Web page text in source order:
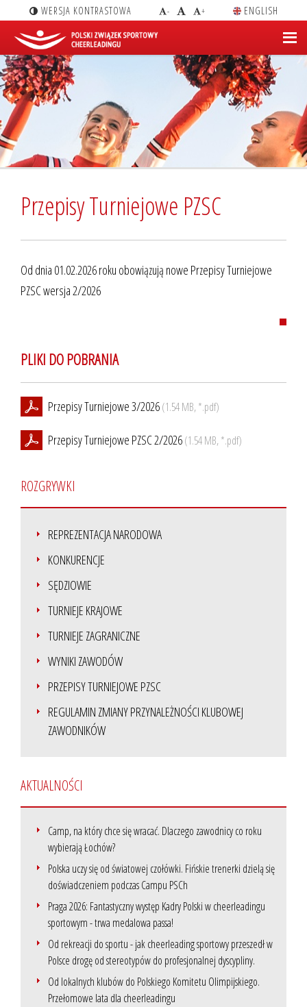
WERSJA KONTRASTOWA - + ENGLISH
Przepisy Turniejowe PZSC
Od dnia 01.02.2026 roku obowiązują nowe Przepisy Turniejowe
PZSC wersja 2/2026
PLIKI DO POBRANIA
Przepisy Turniejowe 3/2026(1.54 MB, *.pdf)
Przepisy Turniejowe PZSC 2/2026(1.54 MB, *.pdf)
ROZGRYWKI
REPREZENTACJA NARODOWA
KONKURENCJE
SĘDZIOWIE
TURNIEJE KRAJOWE
TURNIEJE ZAGRANICZNE
WYNIKI ZAWODÓW
PRZEPISY TURNIEJOWE PZSC
REGULAMIN ZMIANY PRZYNALEŻNOŚCI KLUBOWEJ
ZAWODNIKÓW
AKTUALNOŚCI
Camp, na który chce się wracać. Dlaczego zawodnicy co roku
wybierają Łochów?
Polska uczy się od światowej czołówki. Fińskie trenerki dzielą się
doświadczeniem podczas Campu PSCh
Praga 2026: Fantastyczny występ Kadry Polski w cheerleadingu
sportowym - trwa medalowa passa!
Od rekreacji do sportu - jak cheerleading sportowy przeszedł w
Polsce drogę od stereotypów do profesjonalnej dyscypliny.
Od lokalnych klubów do Polskiego Komitetu Olimpijskiego.
Przełomowe lata dla cheerleadingu